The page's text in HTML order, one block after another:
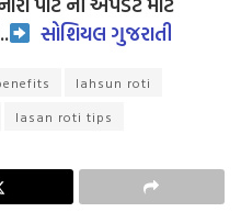
સોશિયલ ગુજરાતી
lahsun roti
lasan roti tips